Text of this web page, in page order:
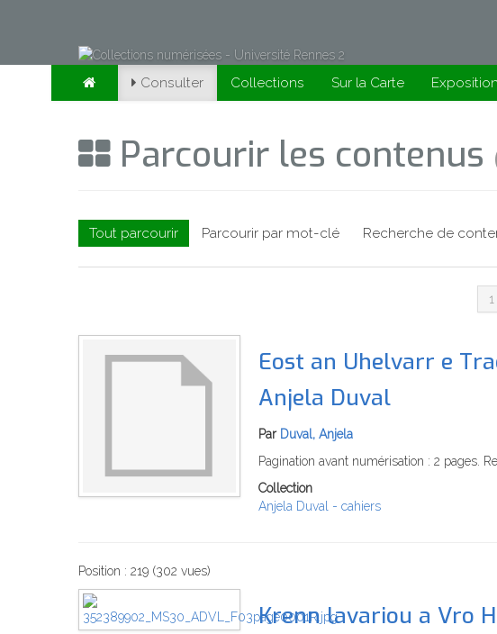
Consulter Collections Sur la Carte
Parcourir les contenus
Tout parcourir Parcourir par mot-clé Recherche de
1
Eost an Uhelvarr e
Anjela Duval
Par Duval, Anjela
Pagination avant numérisation : 2 pages.
Collection
Anjela Duval - cahiers
Position : 219 (302 vues)
Krenn lavariou a Vro